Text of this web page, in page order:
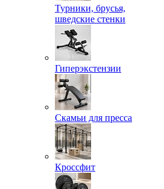
Турники, брусья,
шведские стенки
Гиперэкстензии
Скамьи для пресса
Кроссфит